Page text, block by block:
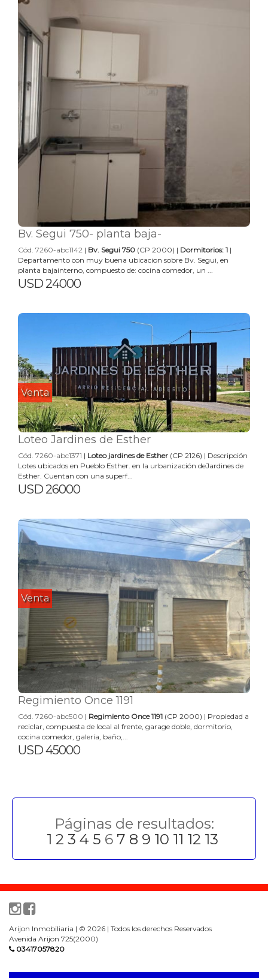
Bv. Segui 750- planta baja-
Cód. 7260-abc1142 | Bv. Segui 750 (CP 2000) | Dormitorios: 1 |
Departamento con muy buena ubicacion sobre Bv. Segui, en
planta bajainterno, compuesto de: cocina comedor, un ...
USD 24000
Venta
Loteo Jardines de Esther
Cód. 7260-abc1371 | Loteo jardines de Esther (CP 2126) | Descripción
Lotes ubicados en Pueblo Esther. en la urbanización deJardines de
Esther. Cuentan con una superf...
USD 26000
Venta
Regimiento Once 1191
Cód. 7260-abc500 | Regimiento Once 1191 (CP 2000) | Propiedad a
reciclar, compuesta de local al frente, garage doble, dormitorio,
cocina comedor, galería, baño,...
USD 45000
Páginas de resultados:
1 2 3 4 5 6 7 8 9 10 11 12 13
Arijon Inmobiliaria | © 2026 | Todos los derechos Reservados
Avenida Arijon 725(2000)
03417057820